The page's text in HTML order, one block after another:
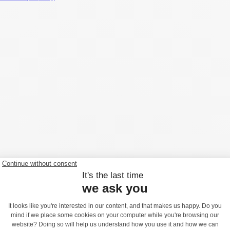
siedzeń - J2612
od 2 roku życia. Może pomieścić do 6 użytkowników.
m. Wysokość swobodnego upadku wynosi 0,46 m.